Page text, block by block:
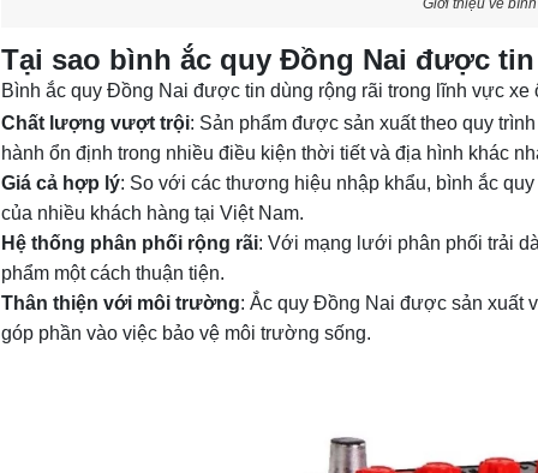
Giới thiệu về
Tại sao bình ắc quy Đồng Nai được
Bình ắc quy Đồng Nai được tin dùng rộng rãi trong lĩnh vực
Chất lượng vượt trội: Sản phẩm được sản xuất theo quy
hành ổn định trong nhiều điều kiện thời tiết và địa hình khác
Giá cả hợp lý: So với các thương hiệu nhập khẩu, bình ắc
của nhiều khách hàng tại Việt Nam.
Hệ thống phân phối rộng rãi: Với mạng lưới phân phối trải
phẩm một cách thuận tiện.
Thân thiện với môi trường: Ắc quy Đồng Nai được sản xuất
góp phần vào việc bảo vệ môi trường sống.